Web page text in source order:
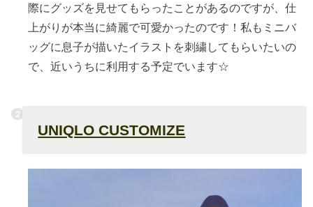
際にグッズを見せてもらったことがあるのですが、仕
上がりが本当に綺麗で可愛かったのです！私もミニバ
ッグに息子が描いたイラストを刺繍してもらいたいの
で、近いうちに利用する予定でいます☆
UNIQLO CUSTOMIZE